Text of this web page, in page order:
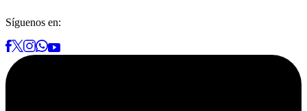
Síguenos en: